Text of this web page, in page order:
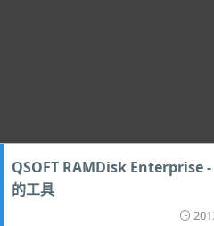
QSOFT RAMDisk Enterprise
的工具